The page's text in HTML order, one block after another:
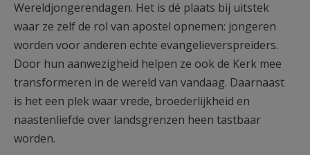
Wereldjongerendagen. Het is dé plaats bij uitstek
waar ze zelf de rol van apostel opnemen: jongeren
worden voor anderen echte evangelieverspreiders.
Door hun aanwezigheid helpen ze ook de Kerk mee
transformeren in de wereld van vandaag. Daarnaast
is het een plek waar vrede, broederlijkheid en
naastenliefde over landsgrenzen heen tastbaar
worden.